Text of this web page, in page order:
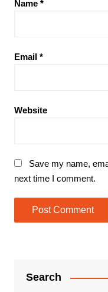
Name *
Email *
Website
Save my name,
next time I comment.
Search